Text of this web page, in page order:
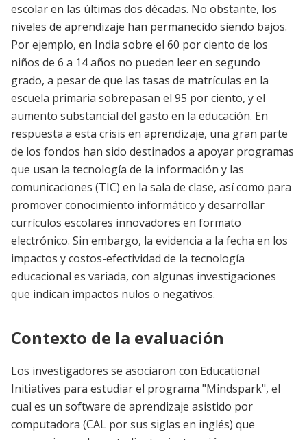
escolar en las últimas dos décadas. No obstante, los
niveles de aprendizaje han permanecido siendo bajos.
Por ejemplo, en India sobre el 60 por ciento de los
niños de 6 a 14 años no pueden leer en segundo
grado, a pesar de que las tasas de matrículas en la
escuela primaria sobrepasan el 95 por ciento, y el
aumento substancial del gasto en la educación. En
respuesta a esta crisis en aprendizaje, una gran parte
de los fondos han sido destinados a apoyar programas
que usan la tecnología de la información y las
comunicaciones (TIC) en la sala de clase, así como para
promover conocimiento informático y desarrollar
currículos escolares innovadores en formato
electrónico. Sin embargo, la evidencia a la fecha en los
impactos y costos-efectividad de la tecnología
educacional es variada, con algunas investigaciones
que indican impactos nulos o negativos.
Contexto de la evaluación
Los investigadores se asociaron con Educational
Initiatives para estudiar el programa "Mindspark", el
cual es un software de aprendizaje asistido por
computadora (CAL por sus siglas en inglés) que